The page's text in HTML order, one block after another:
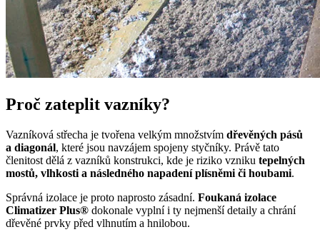
Proč zateplit vazníky?
Vazníková střecha je tvořena velkým množstvím dřevěných pásů
a diagonál, které jsou navzájem spojeny styčníky. Právě tato
členitost dělá z vazníků konstrukci, kde je riziko vzniku tepelných
mostů, vlhkosti a následného napadení plísněmi či houbami.
Správná izolace je proto naprosto zásadní. Foukaná izolace
Climatizer Plus® dokonale vyplní i ty nejmenší detaily a chrání
dřevěné prvky před vlhnutím a hnilobou.